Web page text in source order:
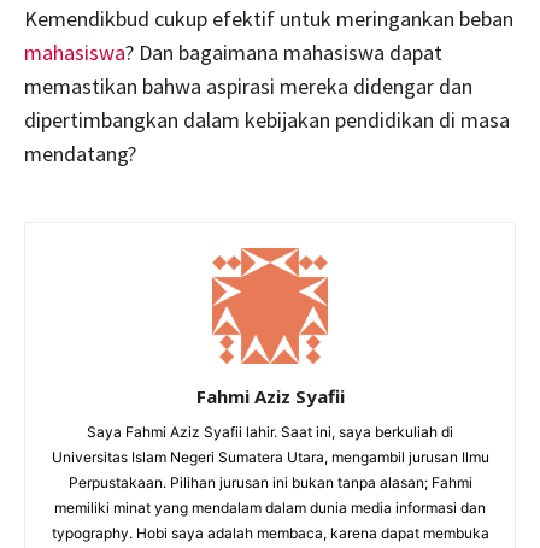
Kemendikbud cukup efektif untuk meringankan beban
mahasiswa? Dan bagaimana mahasiswa dapat
memastikan bahwa aspirasi mereka didengar dan
dipertimbangkan dalam kebijakan pendidikan di masa
mendatang?
Fahmi Aziz Syafii
Saya Fahmi Aziz Syafii lahir. Saat ini, saya berkuliah di
Universitas Islam Negeri Sumatera Utara, mengambil jurusan Ilmu
Perpustakaan. Pilihan jurusan ini bukan tanpa alasan; Fahmi
memiliki minat yang mendalam dalam dunia media informasi dan
typography. Hobi saya adalah membaca, karena dapat membuka